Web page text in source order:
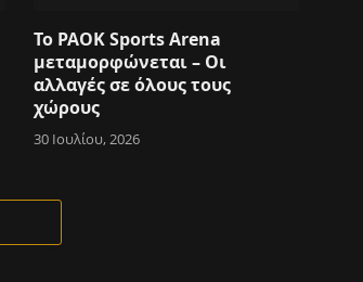
Το PAOK Sports Arena
μεταμορφώνεται – Οι
αλλαγές σε όλους τους
χώρους
30 Ιουλίου, 2026